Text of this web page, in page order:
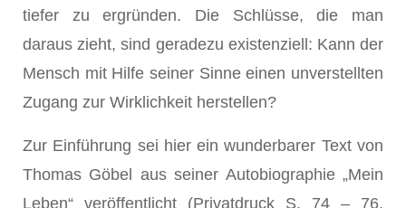
tiefer zu ergründen. Die Schlüsse, die man
daraus zieht, sind geradezu existenziell: Kann der
Mensch mit Hilfe seiner Sinne einen unverstellten
Zugang zur Wirklichkeit herstellen?
Zur Einführung sei hier ein wunderbarer Text von
Thomas Göbel aus seiner Autobiographie „Mein
Leben“ veröffentlicht (Privatdruck S. 74 – 76,